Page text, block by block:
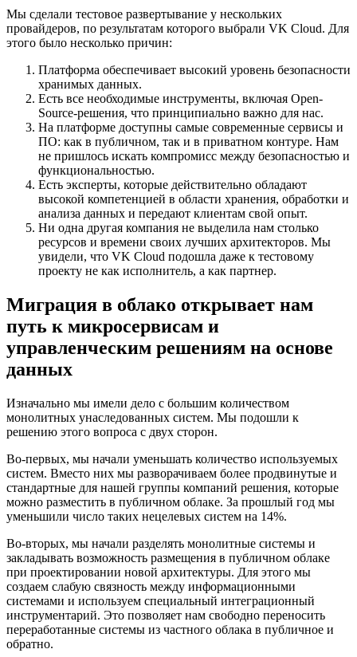
Мы сделали тестовое развертывание у нескольких
провайдеров, по результатам которого выбрали VK Cloud. Для
этого было несколько причин:
Платформа обеспечивает высокий уровень безопасности
хранимых данных.
Есть все необходимые инструменты, включая Open-
Source-решения, что принципиально важно для нас.
На платформе доступны самые современные сервисы и
ПО: как в публичном, так и в приватном контуре. Нам
не пришлось искать компромисс между безопасностью и
функциональностью.
Есть эксперты, которые действительно обладают
высокой компетенцией в области хранения, обработки и
анализа данных и передают клиентам свой опыт.
Ни одна другая компания не выделила нам столько
ресурсов и времени своих лучших архитекторов. Мы
увидели, что VK Cloud подошла даже к тестовому
проекту не как исполнитель, а как партнер.
Миграция в облако открывает нам
путь к микросервисам и
управленческим решениям на основе
данных
Изначально мы имели дело с большим количеством
монолитных унаследованных систем. Мы подошли к
решению этого вопроса с двух сторон.
Во-первых, мы начали уменьшать количество используемых
систем. Вместо них мы разворачиваем более продвинутые и
стандартные для нашей группы компаний решения, которые
можно разместить в публичном облаке. За прошлый год мы
уменьшили число таких нецелевых систем на 14%.
Во-вторых, мы начали разделять монолитные системы и
закладывать возможность размещения в публичном облаке
при проектировании новой архитектуры. Для этого мы
создаем слабую связность между информационными
системами и используем специальный интеграционный
инструментарий. Это позволяет нам свободно переносить
переработанные системы из частного облака в публичное и
обратно.